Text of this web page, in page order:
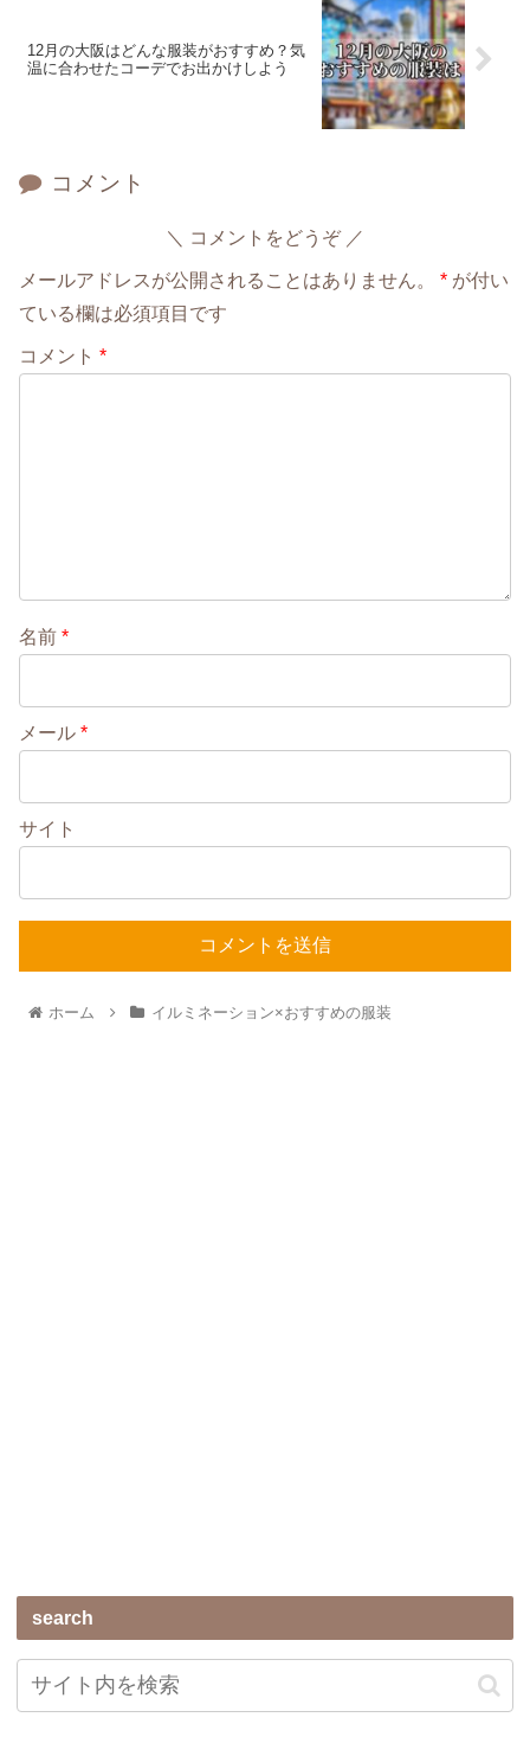
12月の大阪はどんな服装がおすすめ？気
温に合わせたコーデでお出かけしよう
コメント
コメントをどうぞ
メールアドレスが公開されることはありません。 * が付い
ている欄は必須項目です
コメント *
名前 *
メール *
サイト
ホーム イルミネーション×おすすめの服装
search